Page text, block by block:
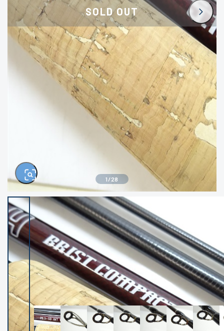
イシグロ岐阜店
イシグロ高林店
イシグロ西尾店
イシグロ三河安城店
イシグロ半田店
イシグロ岡崎大樹寺店
イシグロ岡崎若松店
イシグロ焼津店
イシグロ沼津店
イシグロ駿東柿田川店
イシグロ豊川店
イシグロ磐田店
イシグロ富士店
イシグロ御殿場店
イシグロ伊東店
ランク (102399)
悪
D
著しく状態が悪いが使用はで
きるもの、改造品も含む
※ルアー、エギ、雑品、その他につきましては
ランク表記はございません。 状態は写真にて
ご確認ください。
SOLD OUT
1 /28